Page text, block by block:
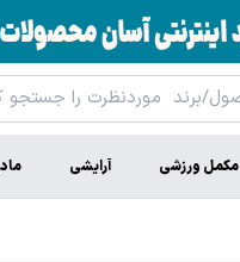
مکمل ورزشی آرایشی